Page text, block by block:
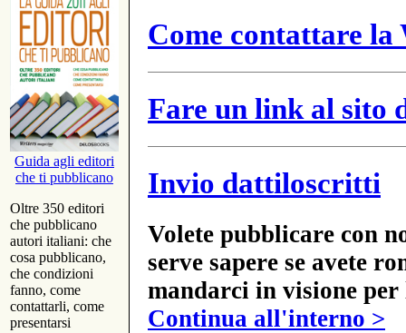
Guida agli editori
che ti pubblicano
Oltre 350 editori
che pubblicano
autori italiani: che
cosa pubblicano,
che condizioni
fanno, come
contattarli, come
presentarsi
Come contattare
Fare un link al sito
Invio dattiloscritti
Volete pubblicare con
serve sapere se avete
mandarci in visione
Continua all'interno >